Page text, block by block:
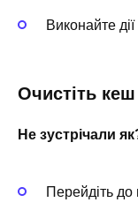
Виконайте
Очистіть
Не зустрічали
Перейдіть